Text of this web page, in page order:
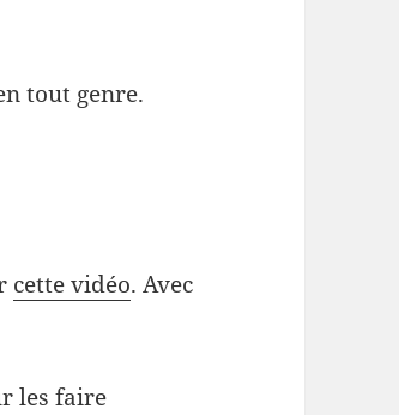
tout genre.
cette vidéo. Avec
les faire